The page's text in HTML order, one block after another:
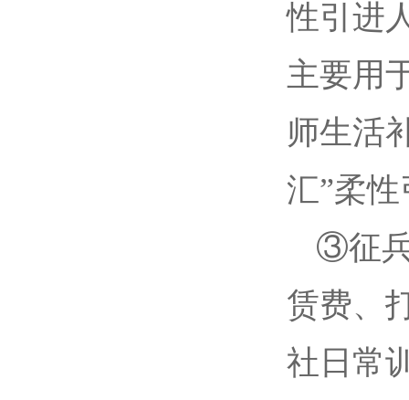
性引进
主要用
师生活
汇”柔
③征
赁费、
社日常